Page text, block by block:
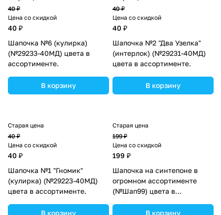
40 ₽
Цена со скидкой
40 ₽
Шапочка №6 (кулирка)
(№29233-40МД) цвета в
ассортименте.
В корзину
40 ₽
Цена со скидкой
40 ₽
Шапочка №2 "Два Узелка"
(интерлок) (№29231-40МД)
цвета в ассортименте.
В корзину
Старая цена
40 ₽
Цена со скидкой
40 ₽
Шапочка №1 "Гномик"
(кулирка) (№29223-40МД)
цвета в ассортименте.
В корзину
Старая цена
199 ₽
Цена со скидкой
199 ₽
Шапочка на синтепоне в
огромном ассортименте
(№Шап99) цвета в
В корзину